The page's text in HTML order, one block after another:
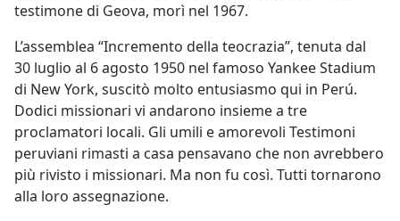
testimone di Geova, morì nel 1967.
L’assemblea “Incremento della teocrazia”, tenuta dal
30 luglio al 6 agosto 1950 nel famoso Yankee Stadium
di New York, suscitò molto entusiasmo qui in Perú.
Dodici missionari vi andarono insieme a tre
proclamatori locali. Gli umili e amorevoli Testimoni
peruviani rimasti a casa pensavano che non avrebbero
più rivisto i missionari. Ma non fu così. Tutti tornarono
alla loro assegnazione.